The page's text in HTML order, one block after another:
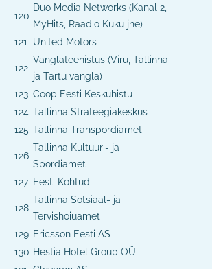
120
Duo Media Networks (Kanal 2,
MyHits, Raadio Kuku jne)
121
United Motors
122
Vanglateenistus (Viru, Tallinna
ja Tartu vangla)
123 Coop Eesti Keskühistu
124 Tallinna Strateegiakeskus
125 Tallinna Transpordiamet
126
Tallinna Kultuuri- ja
Spordiamet
127 Eesti Kohtud
128
Tallinna Sotsiaal- ja
Tervishoiuamet
129 Ericsson Eesti AS
130 Hestia Hotel Group OÜ